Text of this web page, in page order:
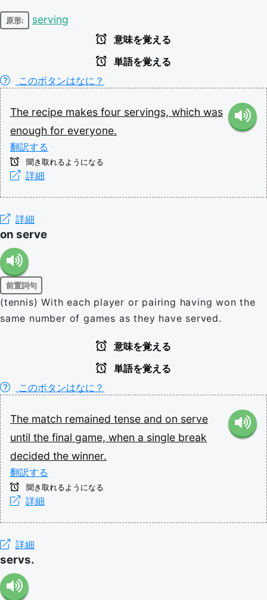
原形: serving
意味を覚える
単語を覚える
このボタンはなに？
The recipe makes four servings, which was
enough for everyone.
翻訳する
聞き取れるようになる
詳細
詳細
on serve
前置詞句
(tennis) With each player or pairing having won the
same number of games as they have served.
意味を覚える
単語を覚える
このボタンはなに？
The match remained tense and on serve
until the final game, when a single break
decided the winner.
翻訳する
聞き取れるようになる
詳細
詳細
servs.